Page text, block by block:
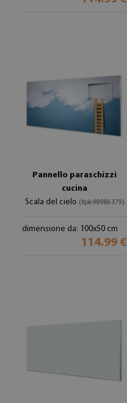
Pannello paraschizzi
cucina
Scala del cielo (#pk-98986379)
dimensione da: 100x50 cm
114.99 €